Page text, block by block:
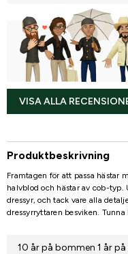
VISA ALLA
Produktbeskrivning
Framtagen för att passa hästar
halvblod och hästar av cob-
dressyr, och tack vare alla
dressyrryttaren besviken. Tunna
10 år på bommen 1 år